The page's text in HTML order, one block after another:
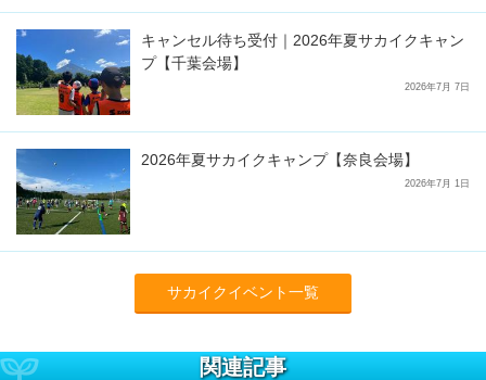
キャンセル待ち受付｜2026年夏サカイクキャン
プ【千葉会場】
2026年7月 7日
2026年夏サカイクキャンプ【奈良会場】
2026年7月 1日
サカイクイベント一覧
関連記事